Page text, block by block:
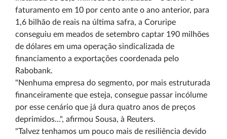
faturamento em 10 por cento ante o ano anterior, para
1,6 bilhão de reais na última safra, a Coruripe
conseguiu em meados de setembro captar 190 milhões
de dólares em uma operação sindicalizada de
financiamento a exportações coordenada pelo
Rabobank.
"Nenhuma empresa do segmento, por mais estruturada
financeiramente que esteja, consegue passar incólume
por esse cenário que já dura quatro anos de preços
deprimidos...", afirmou Sousa, à Reuters.
"Talvez tenhamos um pouco mais de resiliência devido